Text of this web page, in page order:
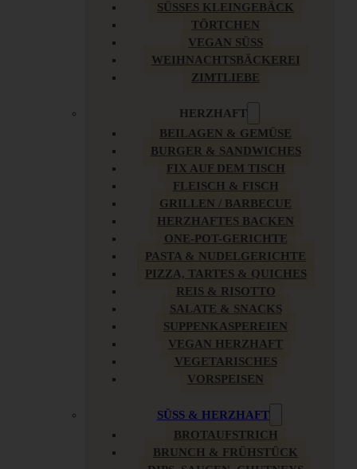
SÜSSES KLEINGEBÄCK
TÖRTCHEN
VEGAN SÜSS
WEIHNACHTSBÄCKEREI
ZIMTLIEBE
HERZHAFT
BEILAGEN & GEMÜSE
BURGER & SANDWICHES
FIX AUF DEM TISCH
FLEISCH & FISCH
GRILLEN / BARBECUE
HERZHAFTES BACKEN
ONE-POT-GERICHTE
PASTA & NUDELGERICHTE
PIZZA, TARTES & QUICHES
REIS & RISOTTO
SALATE & SNACKS
SUPPENKASPEREIEN
VEGAN HERZHAFT
VEGETARISCHES
VORSPEISEN
SÜSS & HERZHAFT
BROTAUFSTRICH
BRUNCH & FRÜHSTÜCK